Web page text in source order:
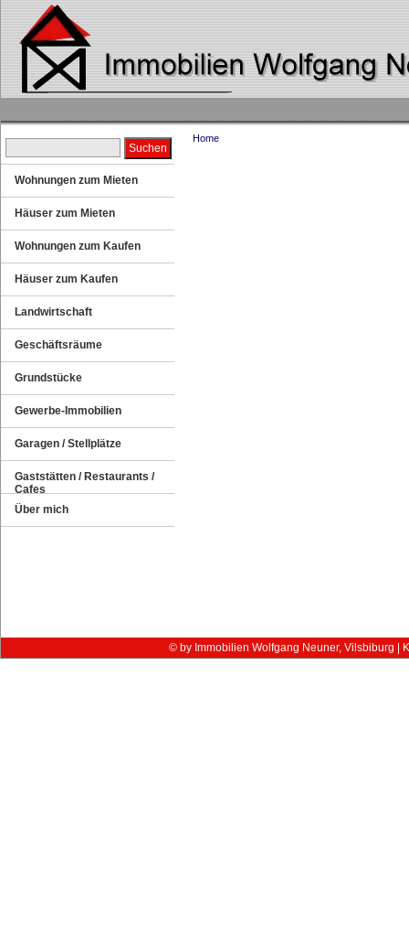
Wohnungen zum Mieten
Häuser zum Mieten
Wohnungen zum Kaufen
Häuser zum Kaufen
Landwirtschaft
Geschäftsräume
Grundstücke
Gewerbe-Immobilien
Garagen / Stellplätze
Gaststätten / Restaurants /
Cafes
Über mich
Home
© by Immobilien Wolfgang Neuner, Vilsbiburg |